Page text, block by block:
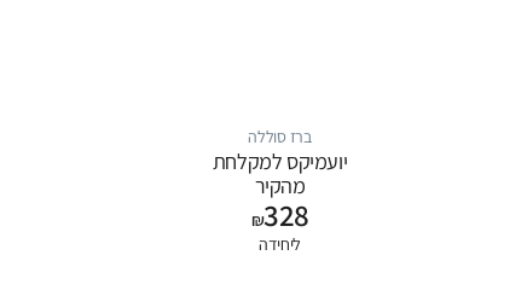
ברז סוללה
יועמיקס למקלחת
מהקיר
₪328
ליחידה